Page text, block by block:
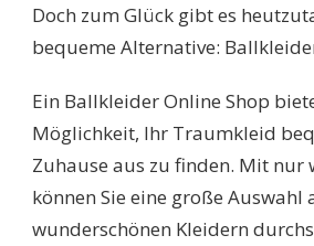
Doch zum Glück gibt es
bequeme Alternative:
Ein Ballkleider Online Shop
Möglichkeit, Ihr Traumkleid
Zuhause aus zu finden. Mit nur
können Sie eine große Auswahl
wunderschönen Kleidern